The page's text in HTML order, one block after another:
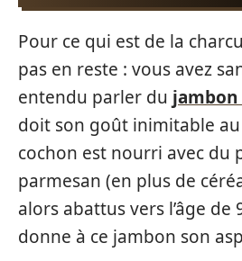
Pour ce qui est de la
pas en reste : vous avez
entendu parler du jambon
doit son goût inimitable
cochon est nourri avec du
parmesan (en plus de
alors abattus vers l’âge de
donne à ce jambon son